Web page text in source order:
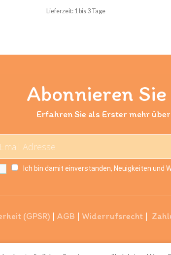
Lieferzeit: 1 bis 3 Tage
Abonnieren
Erfahren Sie als Erster mehr
Ich bin damit einverstanden, Neuigkeiten und
(GPSR) | AGB | Widerrufsrecht |